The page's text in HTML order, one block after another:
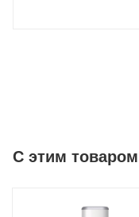
C этим